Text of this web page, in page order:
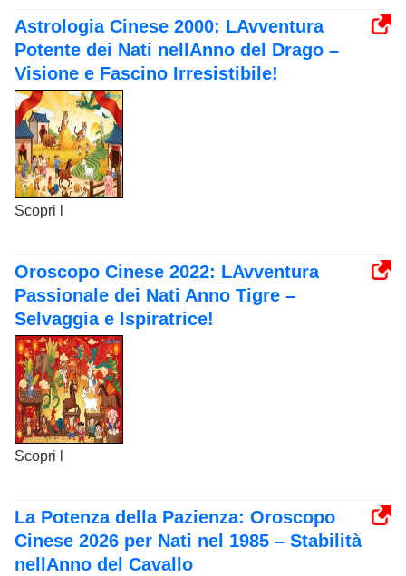
Astrologia Cinese 2000: LAvventura
Potente dei Nati nellAnno del Drago –
Visione e Fascino Irresistibile!
Scopri l
Oroscopo Cinese 2022: LAvventura
Passionale dei Nati Anno Tigre –
Selvaggia e Ispiratrice!
Scopri l
La Potenza della Pazienza: Oroscopo
Cinese 2026 per Nati nel 1985 – Stabilità
nellAnno del Cavallo